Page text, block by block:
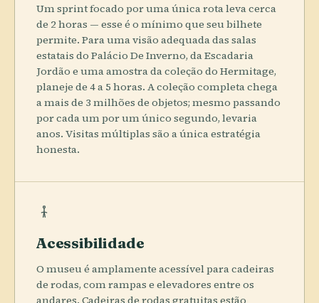
Um sprint focado por uma única rota leva cerca
de 2 horas — esse é o mínimo que seu bilhete
permite. Para uma visão adequada das salas
estatais do Palácio De Inverno, da Escadaria
Jordão e uma amostra da coleção do Hermitage,
planeje de 4 a 5 horas. A coleção completa chega
a mais de 3 milhões de objetos; mesmo passando
por cada um por um único segundo, levaria
anos. Visitas múltiplas são a única estratégia
honesta.
Acessibilidade
O museu é amplamente acessível para cadeiras
de rodas, com rampas e elevadores entre os
andares. Cadeiras de rodas gratuitas estão